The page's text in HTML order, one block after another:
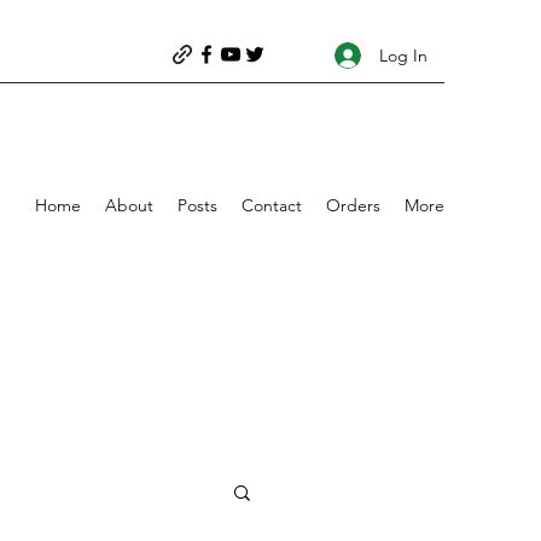
Log In
Home About Posts Contact Orders More